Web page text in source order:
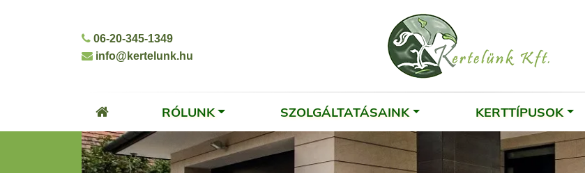
06-20-345-1349
info@kertelunk.hu
RÓLUNK SZOLGÁLTATÁSAINK KERTTÍPUSOK